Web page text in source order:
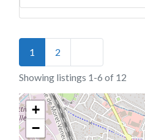
Posts navigation
1 2
Showing listings 1-6 of 12
+
−